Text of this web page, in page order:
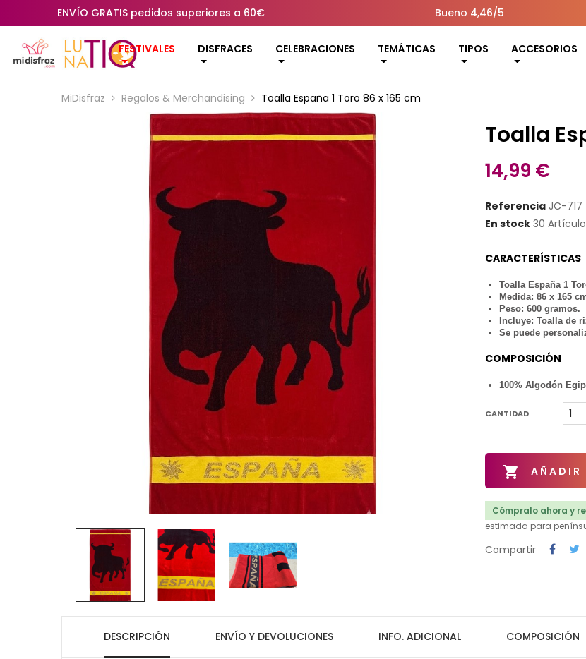
ENVÍO GRATIS pedidos superiores a 60€ Bueno 4,46/5
FESTIVALES DISFRACES CELEBRACIONES TEMÁTICAS TIPOS ACCESORIOS
MiDisfraz Regalos & Merchandising Toalla España 1 Toro 86 x 165 cm
Toalla
14,99 €
Referencia JC-717
En stock 30
CARACTERÍSTICAS
Toalla España 1
Medida: 86 x 165
Peso: 600 gramos.
Incluye: Toalla de
Se puede
COMPOSICIÓN
100% Algodón
CANTIDAD
 AÑADIR
Cómpralo ahora y
estimada para
Compartir
DESCRIPCIÓN ENVÍO Y DEVOLUCIONES INFO. ADICIONAL COMPOSICIÓN